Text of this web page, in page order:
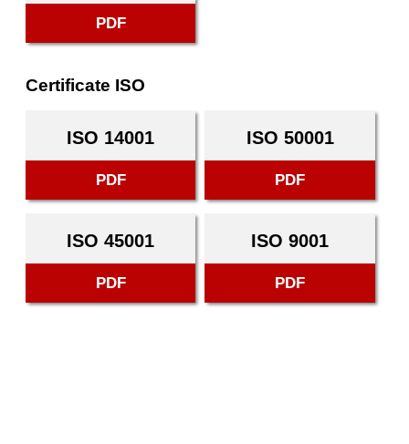
PDF
Certificate ISO
ISO 14001
PDF
ISO 50001
PDF
ISO 45001
PDF
ISO 9001
PDF